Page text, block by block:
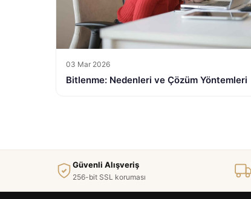
03 Mar 2026
Bitlenme: Nedenleri ve Çözüm Yöntemleri
Güvenli Alışveriş
256-bit SSL koruması